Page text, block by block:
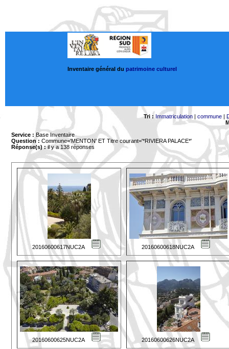
Inventaire général du patrimoine culturel
Tri : Immatriculation | commune |
Service : Base Inventaire
Question : Commune='MENTON' ET Titre courant='*RIVIERA PALACE*'
Réponse(s) :il y a 138 réponses
20160600617NUC2A 20160600618NUC2A
20160600625NUC2A 20160600626NUC2A